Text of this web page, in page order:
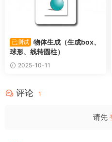
已测试 物体生成（生成box、
球形、线转圆柱）
2025-10-11
评论 1
请先